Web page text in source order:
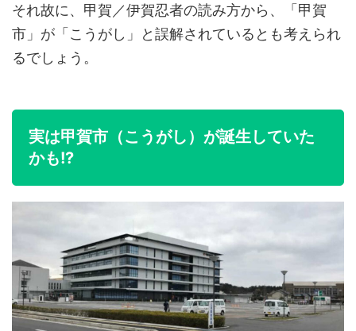
それ故に、甲賀／伊賀忍者の読み方から、「甲賀
市」が「こうがし」と誤解されているとも考えられ
るでしょう。
実は甲賀市（こうがし）が誕生していた
かも!?